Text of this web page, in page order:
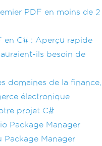
PDF en moins de 2
en C# : Aperçu rapide
ils besoin de
domaines de la finance,
électronique
projet C#
Package Manager
Package Manager